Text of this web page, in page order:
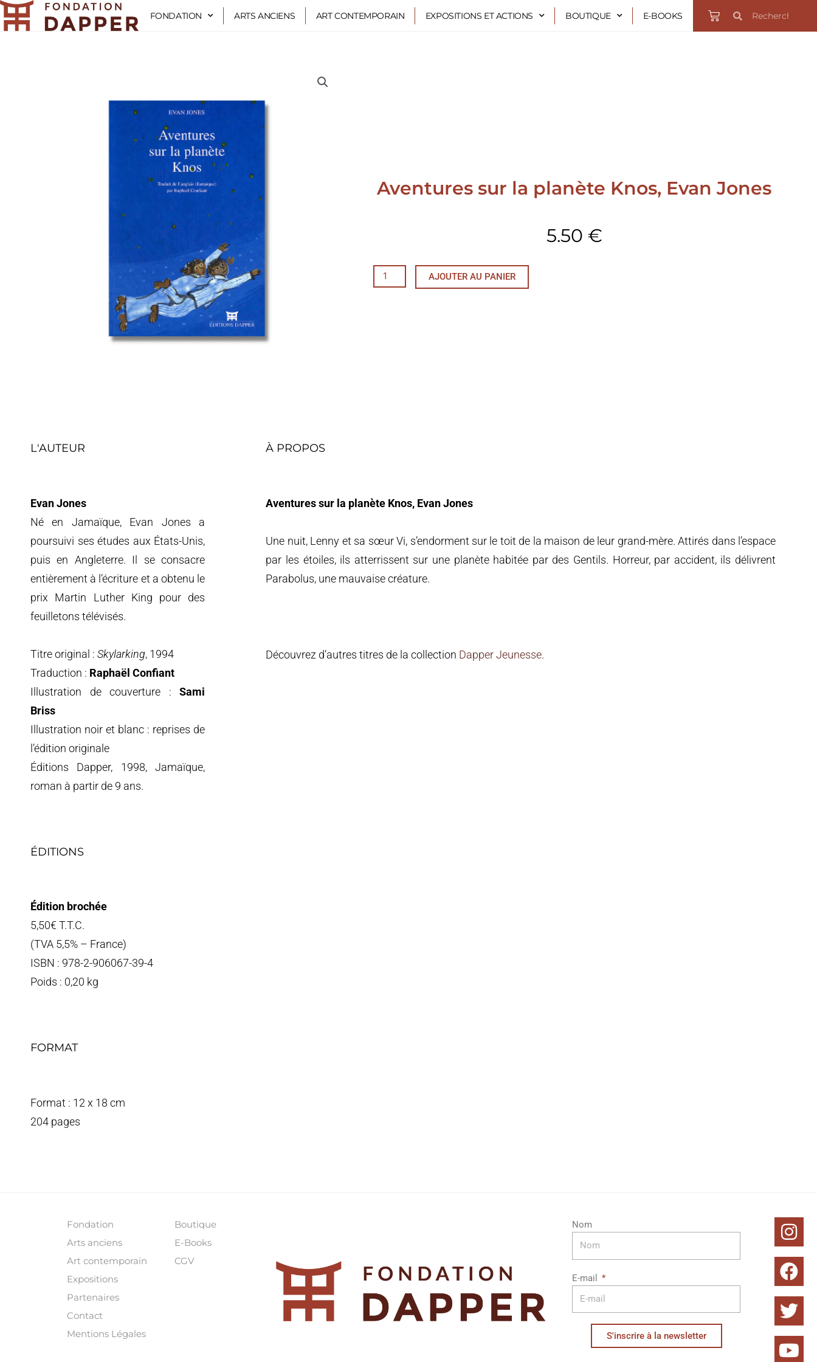
Aller
au
FONDATION ARTS ANCIENS ART CONTEMPORAIN EXPOSITIONS ET ACTIONS BOUTIQUE E-BOOKS Panier
Aventures sur la planète Knos, Evan Jones
5.50 €
quantité
de
AJOUTER AU PANIER
L'AUTEUR
Evan Jones
Né en Jamaïque, Evan Jones a
poursuivi ses études aux États-Unis,
puis en Angleterre. Il se consacre
entièrement à l’écriture et a obtenu le
prix Martin Luther King pour des
feuilletons télévisés.
Titre original : Skylarking, 1994
Traduction : Raphaël Confiant
Illustration de couverture :Sami
Briss
Illustration noir et blanc : reprises de
l’édition originale
Éditions Dapper, 1998, Jamaïque,
roman à partir de 9 ans.
ÉDITIONS
Édition brochée
5,50€ T.T.C.
(TVA 5,5% – France)
ISBN : 978-2-906067-39-4
Poids : 0,20 kg
FORMAT
Format : 12 x 18 cm
204 pages
À PROPOS
Aventures sur la planète Knos, Evan Jones
Une nuit, Lenny et sa sœur Vi, s’endorment sur le toit de la maison de leur grand-mère. Attirés dans l’espace
par les étoiles, ils atterrissent sur une planète habitée par des Gentils. Horreur, par accident, ils délivrent
Parabolus, une mauvaise créature.
Découvrez d’autres titres de la collection Dapper Jeunesse.
Fondation
Arts anciens
Art contemporain
Expositions
Partenaires
Contact
Mentions Légales
Boutique
E-Books
CGV
Nom
E-mail
S'inscrire à la newsletter
Chers clients,